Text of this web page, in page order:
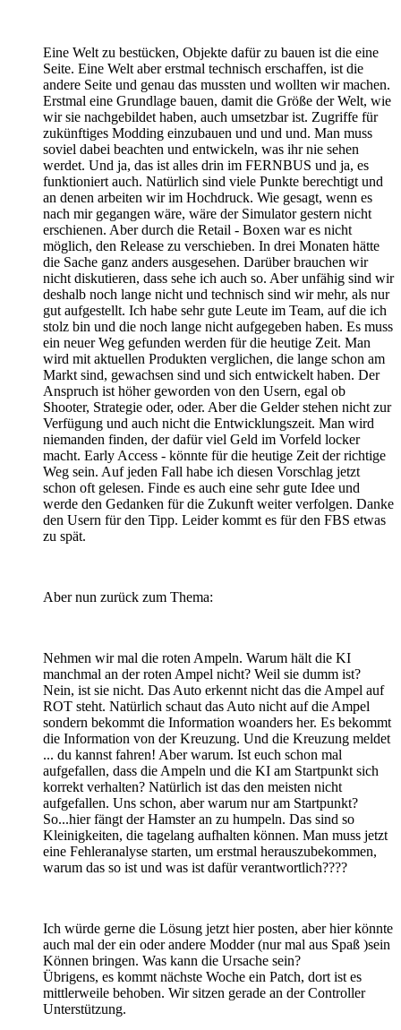
Eine Welt zu bestücken, Objekte dafür zu bauen ist die eine
Seite. Eine Welt aber erstmal technisch erschaffen, ist die
andere Seite und genau das mussten und wollten wir machen.
Erstmal eine Grundlage bauen, damit die Größe der Welt, wie
wir sie nachgebildet haben, auch umsetzbar ist. Zugriffe für
zukünftiges Modding einzubauen und und und. Man muss
soviel dabei beachten und entwickeln, was ihr nie sehen
werdet. Und ja, das ist alles drin im FERNBUS und ja, es
funktioniert auch. Natürlich sind viele Punkte berechtigt und
an denen arbeiten wir im Hochdruck. Wie gesagt, wenn es
nach mir gegangen wäre, wäre der Simulator gestern nicht
erschienen. Aber durch die Retail - Boxen war es nicht
möglich, den Release zu verschieben. In drei Monaten hätte
die Sache ganz anders ausgesehen. Darüber brauchen wir
nicht diskutieren, dass sehe ich auch so. Aber unfähig sind wir
deshalb noch lange nicht und technisch sind wir mehr, als nur
gut aufgestellt. Ich habe sehr gute Leute im Team, auf die ich
stolz bin und die noch lange nicht aufgegeben haben. Es muss
ein neuer Weg gefunden werden für die heutige Zeit. Man
wird mit aktuellen Produkten verglichen, die lange schon am
Markt sind, gewachsen sind und sich entwickelt haben. Der
Anspruch ist höher geworden von den Usern, egal ob
Shooter, Strategie oder, oder. Aber die Gelder stehen nicht zur
Verfügung und auch nicht die Entwicklungszeit. Man wird
niemanden finden, der dafür viel Geld im Vorfeld locker
macht. Early Access - könnte für die heutige Zeit der richtige
Weg sein. Auf jeden Fall habe ich diesen Vorschlag jetzt
schon oft gelesen. Finde es auch eine sehr gute Idee und
werde den Gedanken für die Zukunft weiter verfolgen. Danke
den Usern für den Tipp. Leider kommt es für den FBS etwas
zu spät.
Aber nun zurück zum Thema:
Nehmen wir mal die roten Ampeln. Warum hält die KI
manchmal an der roten Ampel nicht? Weil sie dumm ist?
Nein, ist sie nicht. Das Auto erkennt nicht das die Ampel auf
ROT steht. Natürlich schaut das Auto nicht auf die Ampel
sondern bekommt die Information woanders her. Es bekommt
die Information von der Kreuzung. Und die Kreuzung meldet
... du kannst fahren! Aber warum. Ist euch schon mal
aufgefallen, dass die Ampeln und die KI am Startpunkt sich
korrekt verhalten? Natürlich ist das den meisten nicht
aufgefallen. Uns schon, aber warum nur am Startpunkt?
So...hier fängt der Hamster an zu humpeln. Das sind so
Kleinigkeiten, die tagelang aufhalten können. Man muss jetzt
eine Fehleranalyse starten, um erstmal herauszubekommen,
warum das so ist und was ist dafür verantwortlich????
Ich würde gerne die Lösung jetzt hier posten, aber hier könnte
auch mal der ein oder andere Modder (nur mal aus Spaß )sein
Können bringen. Was kann die Ursache sein?
Übrigens, es kommt nächste Woche ein Patch, dort ist es
mittlerweile behoben. Wir sitzen gerade an der Controller
Unterstützung.